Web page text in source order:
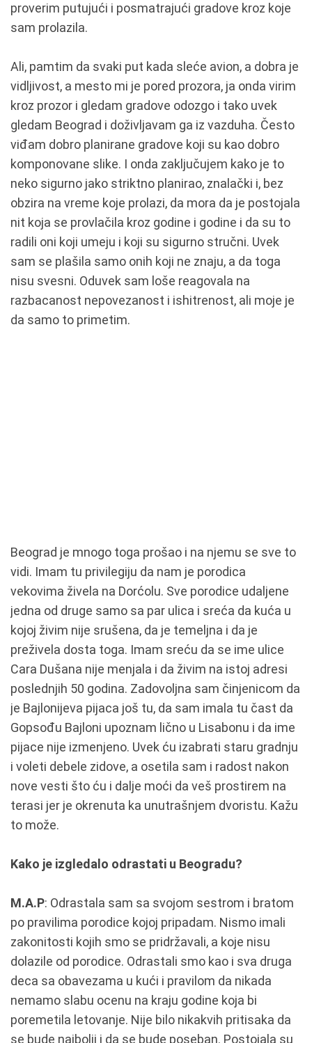
proverim putujući i posmatrajući gradove kroz koje
sam prolazila.
Ali, pamtim da svaki put kada sleće avion, a dobra je
vidljivost, a mesto mi je pored prozora, ja onda virim
kroz prozor i gledam gradove odozgo i tako uvek
gledam Beograd i doživljavam ga iz vazduha. Često
viđam dobro planirane gradove koji su kao dobro
komponovane slike. I onda zaključujem kako je to
neko sigurno jako striktno planirao, znalački i, bez
obzira na vreme koje prolazi, da mora da je postojala
nit koja se provlačila kroz godine i godine i da su to
radili oni koji umeju i koji su sigurno stručni. Uvek
sam se plašila samo onih koji ne znaju, a da toga
nisu svesni. Oduvek sam loše reagovala na
razbacanost nepovezanost i ishitrenost, ali moje je
da samo to primetim.
Beograd je mnogo toga prošao i na njemu se sve to
vidi. Imam tu privilegiju da nam je porodica
vekovima živela na Dorćolu. Sve porodice udaljene
jedna od druge samo sa par ulica i sreća da kuća u
kojoj živim nije srušena, da je temeljna i da je
preživela dosta toga. Imam sreću da se ime ulice
Cara Dušana nije menjala i da živim na istoj adresi
poslednjih 50 godina. Zadovoljna sam činjenicom da
je Bajlonijeva pijaca još tu, da sam imala tu čast da
Gopsođu Bajloni upoznam lično u Lisabonu i da ime
pijace nije izmenjeno. Uvek ću izabrati staru gradnju
i voleti debele zidove, a osetila sam i radost nakon
nove vesti što ću i dalje moći da veš prostirem na
terasi jer je okrenuta ka unutrašnjem dvoristu. Kažu
to može.
Kako je izgledalo odrastati u Beogradu?
M.A.P: Odrastala sam sa svojom sestrom i bratom
po pravilima porodice kojoj pripadam. Nismo imali
zakonitosti kojih smo se pridržavali, a koje nisu
dolazile od porodice. Odrastali smo kao i sva druga
deca sa obavezama u kući i pravilom da nikada
nemamo slabu ocenu na kraju godine koja bi
poremetila letovanje. Nije bilo nikakvih pritisaka da
se bude najbolji i da se bude poseban. Postojala su